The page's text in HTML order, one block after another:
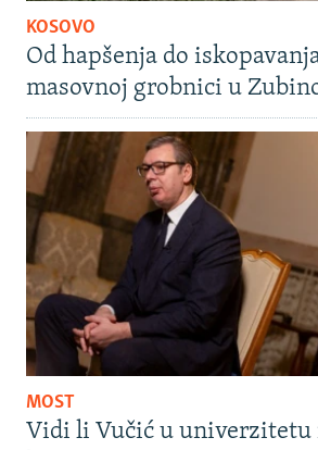
KOSOVO
Od hapšenja do
masovnoj grobnici u
MOST
Vidi li Vučić u univerzitetu